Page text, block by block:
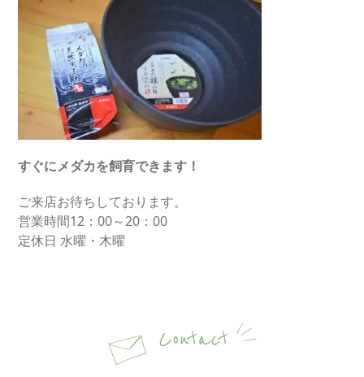
すぐにメダカを飼育できます！
ご来店お待ちしております。
営業時間12：00～20：00
定休日 水曜・木曜
Contact